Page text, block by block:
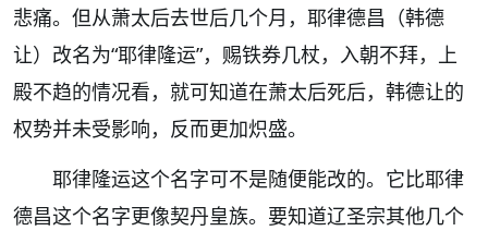
悲痛。但从萧太后去世后几个月，耶律德昌（韩德
让）改名为“耶律隆运”，赐铁券几杖，入朝不拜，上
殿不趋的情况看，就可知道在萧太后死后，韩德让的
权势并未受影响，反而更加炽盛。
耶律隆运这个名字可不是随便能改的。它比耶律
德昌这个名字更像契丹皇族。要知道辽圣宗其他几个